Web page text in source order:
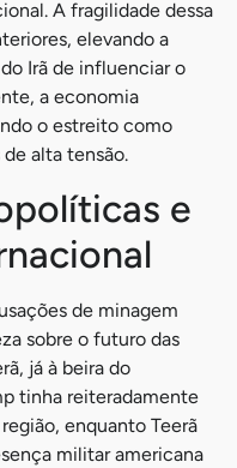
A fragilidade dessa
elevando a
Irã de influenciar o
a economia
o estreito como
alta tensão.
e
de minagem
sobre o futuro das
já à beira do
tinha reiteradamente
enquanto Teerã
militar americana